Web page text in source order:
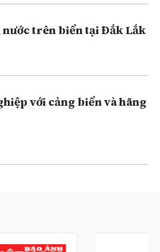
trên biển tại Đắk Lắk
với cảng biển và hãng